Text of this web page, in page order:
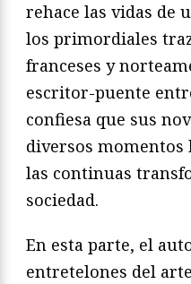
rehace las vidas de
los primordiales
franceses y
escritor-puente
confiesa que sus
diversos momentos
las continuas
sociedad.
En esta parte, el
entretelones del